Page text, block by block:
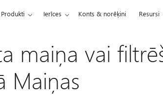
Produkti Ierīces Konts & norēķini Resursi
maiņa vai
Maiņas